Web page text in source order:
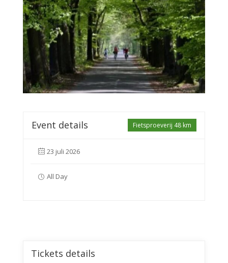
Fietsproeverij 48 km
Event details
23 juli 2026
All Day
Tickets details